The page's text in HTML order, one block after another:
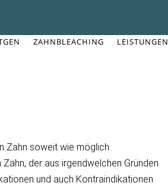
ZAHNBLEACHING LEISTUNGEN
Zahn soweit wie möglich
der aus irgendwelchen Gründen
und auch Kontraindikationen